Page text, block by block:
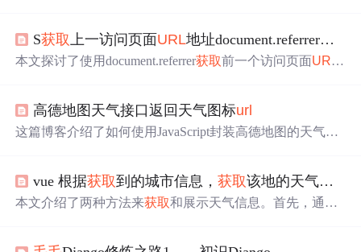
还原出固定密钥循环异或加密逻辑及签名拼接规则，并提
供Python端完整加解密与请求模拟实现。同时总结断点失
S获取 上一访问页面URL地址document.referrer实践
本文探讨了使用document.referrer获取前一个访问页面URL
高德地图天气接口返回天气图标url
这篇博客介绍了如何使用JavaScript封装高德地图的天气AP
报，并在获取到数据后展示天气图标。
vue 根据获取到的城市信息，获取该地的天气情况
本文介绍了两种方法来获取和展示天气信息。首先，通过